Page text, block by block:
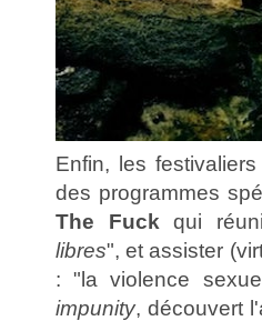
Enfin, les
des programmes
The Fuckqui
libres", et assister
: "la violence
impunity, découvert